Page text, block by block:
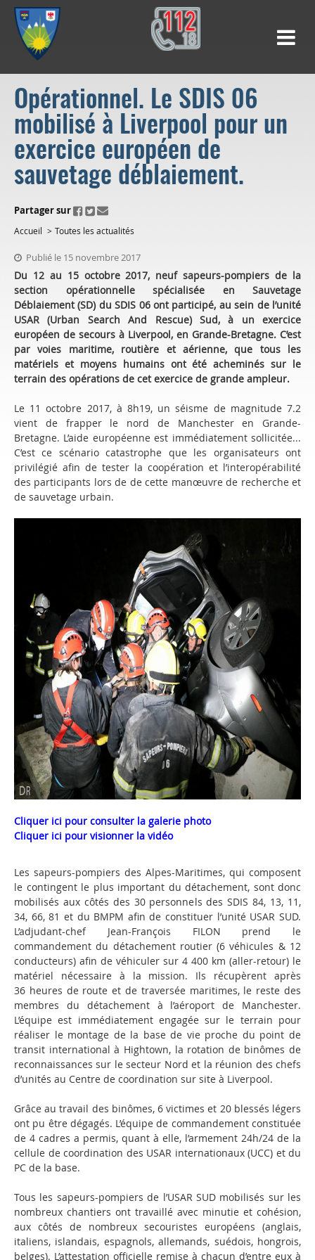
Opérationnel. Le SDIS 06
mobilisé à Liverpool pour un
exercice européen de
sauvetage déblaiement.
ui.fo.accessibility.echappement.partage
Partager sur
Accueil Toutes les actualités
Publié le 15 novembre 2017
Du 12 au 15 octobre 2017, neuf sapeurs-pompiers de la
section opérationnelle spécialisée en Sauvetage
Déblaiement (SD) du SDIS 06 ont participé, au sein de l’unité
USAR (Urban Search And Rescue) Sud, à un exercice
européen de secours à Liverpool, en Grande-Bretagne. C’est
par voies maritime, routière et aérienne, que tous les
matériels et moyens humains ont été acheminés sur le
terrain des opérations de cet exercice de grande ampleur.
Le 11 octobre 2017, à 8h19, un séisme de magnitude 7.2
vient de frapper le nord de Manchester en Grande-
Bretagne. L’aide européenne est immédiatement sollicitée...
C’est ce scénario catastrophe que les organisateurs ont
privilégié afin de tester la coopération et l’interopérabilité
des participants lors de de cette manœuvre de recherche et
de sauvetage urbain.
Cliquer ici pour consulter la galerie photo
Cliquer ici pour visionner la vidéo
Les sapeurs-pompiers des Alpes-Maritimes, qui composent
le contingent le plus important du détachement, sont donc
mobilisés aux côtés des 30 personnels des SDIS 84, 13, 11,
34, 66, 81 et du BMPM afin de constituer l’unité USAR SUD.
L’adjudant-chef Jean-François FILON prend le
commandement du détachement routier (6 véhicules & 12
conducteurs) afin de véhiculer sur 4 400 km (aller-retour) le
matériel nécessaire à la mission. Ils récupèrent après
36 heures de route et de traversée maritimes, le reste des
membres du détachement à l’aéroport de Manchester.
L’équipe est immédiatement engagée sur le terrain pour
réaliser le montage de la base de vie proche du point de
transit international à Hightown, la rotation de binômes de
reconnaissances sur le secteur Nord et la réunion des chefs
d’unités au Centre de coordination sur site à Liverpool.
Grâce au travail des binômes, 6 victimes et 20 blessés légers
ont pu être dégagés. L’équipe de commandement constituée
de 4 cadres a permis, quant à elle, l’armement 24h/24 de la
cellule de coordination des USAR internationaux (UCC) et du
PC de la base.
Tous les sapeurs-pompiers de l’USAR SUD mobilisés sur les
nombreux chantiers ont travaillé avec minutie et cohésion,
aux côtés de nombreux secouristes européens (anglais,
italiens, islandais, espagnols, allemands, suédois, hongrois,
belges). L’attestation officielle remise à chacun d’entre eux à